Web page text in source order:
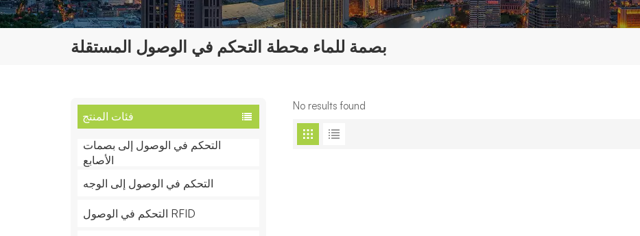
بصمة للماء محطة التحكم في الوصول المستقلة
فئات المنتج
التحكم في الوصول إلى بصمات
الأصابع
التحكم في الوصول إلى الوجه
التحكم في الوصول RFID
No results found